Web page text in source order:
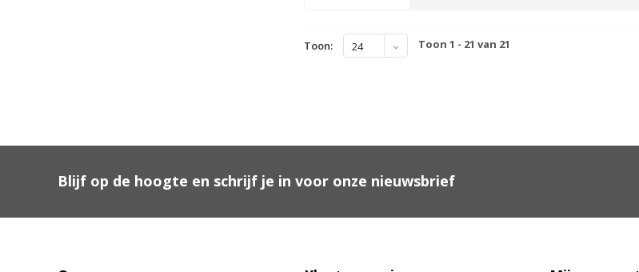
Toon: 24 Toon 1 - 21 van 21
Blijf op de hoogte en schrijf je in voor onze nieuwsbrief